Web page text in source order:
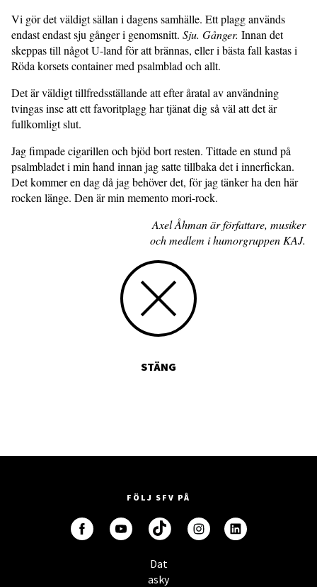
Vi gör det väldigt sällan i dagens samhälle. Ett plagg används
endast endast sju gånger i genomsnitt. Sju. Gånger. Innan det
skeppas till något U-land för att brännas, eller i bästa fall kastas i
Röda korsets container med psalmblad och allt.
Det är väldigt tillfredsställande att efter åratal av användning
tvingas inse att ett favoritplagg har tjänat dig så väl att det är
fullkomligt slut.
Jag fimpade cigarillen och bjöd bort resten. Tittade en stund på
psalmbladet i min hand innan jag satte tillbaka det i innerfickan.
Det kommer en dag då jag behöver det, för jag tänker ha den här
rocken länge. Den är min memento mori-rock.
Axel Åhman är författare, musiker
och medlem i humorgruppen KAJ.
STÄNG
FÖLJ SFV PÅ
Dat
asky